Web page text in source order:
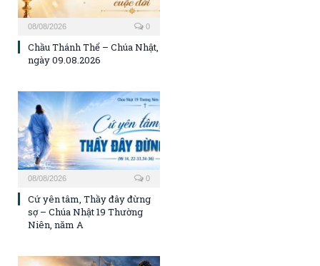
08/08/2026 0
Chầu Thánh Thể – Chúa Nhật,
ngày 09.08.2026
08/08/2026 0
Cứ yên tâm, Thầy đây đừng
sợ – Chúa Nhật 19 Thường
Niên, năm A